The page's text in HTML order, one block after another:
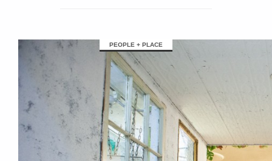
PEOPLE + PLACE